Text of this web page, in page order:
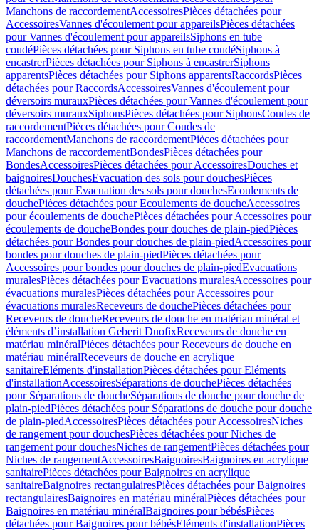
Manchons de raccordementAccessoiresPièces détachées pour
AccessoiresVannes d'écoulement pour appareilsPièces détachées
pour Vannes d'écoulement pour appareilsSiphons en tube
coudéPièces détachées pour Siphons en tube coudéSiphons à
encastrerPièces détachées pour Siphons à encastrerSiphons
apparentsPièces détachées pour Siphons apparentsRaccordsPièces
détachées pour RaccordsAccessoiresVannes d'écoulement pour
déversoirs murauxPièces détachées pour Vannes d'écoulement pour
déversoirs murauxSiphonsPièces détachées pour SiphonsCoudes de
raccordementPièces détachées pour Coudes de
raccordementManchons de raccordementPièces détachées pour
Manchons de raccordementBondesPièces détachées pour
BondesAccessoiresPièces détachées pour AccessoiresDouches et
baignoiresDouchesEvacuation des sols pour douchesPièces
détachées pour Evacuation des sols pour douchesEcoulements de
douchePièces détachées pour Ecoulements de doucheAccessoires
pour écoulements de douchePièces détachées pour Accessoires pour
écoulements de doucheBondes pour douches de plain-piedPièces
détachées pour Bondes pour douches de plain-piedAccessoires pour
bondes pour douches de plain-piedPièces détachées pour
Accessoires pour bondes pour douches de plain-piedEvacuations
muralesPièces détachées pour Evacuations muralesAccessoires pour
évacuations muralesPièces détachées pour Accessoires pour
évacuations muralesReceveurs de douchePièces détachées pour
Receveurs de doucheReceveurs de douche en matériau minéral et
éléments d’installation Geberit DuofixReceveurs de douche en
matériau minéralPièces détachées pour Receveurs de douche en
matériau minéralReceveurs de douche en acrylique
sanitaireEléments d'installationPièces détachées pour Eléments
d'installationAccessoiresSéparations de douchePièces détachées
pour Séparations de doucheSéparations de douche pour douche de
plain-piedPièces détachées pour Séparations de douche pour douche
de plain-piedAccessoiresPièces détachées pour AccessoiresNiches
de rangement pour douchesPièces détachées pour Niches de
rangement pour douchesNiches de rangementPièces détachées pour
Niches de rangementAccessoiresBaignoiresBaignoires en acrylique
sanitairePièces détachées pour Baignoires en acrylique
sanitaireBaignoires rectangulairesPièces détachées pour Baignoires
rectangulairesBaignoires en matériau minéralPièces détachées pour
Baignoires en matériau minéralBaignoires pour bébésPièces
détachées pour Baignoires pour bébésEléments d'installationPièces